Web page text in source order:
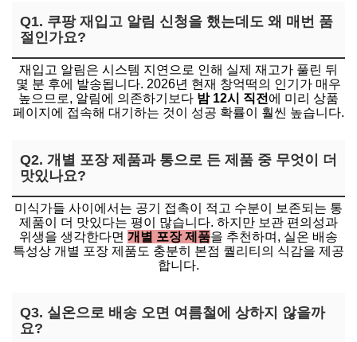
Q1. 쿠팡 재입고 알림 신청을 했는데도 왜 매번 품
절인가요?
재입고 알림은 시스템 지연으로 인해 실제 재고가 풀린 뒤
몇 분 후에 발송됩니다. 2026년 현재 창억떡의 인기가 매우
높으므로, 알림에 의존하기보다 밤 12시 직전 에 미리 상품
페이지에 접속해 대기하는 것이 성공 확률이 훨씬 높습니다.
Q2. 개별 포장 제품과 통으로 든 제품 중 무엇이 더
맛있나요?
미식가들 사이에서는 공기 접촉이 적고 수분이 보존되는 통
제품이 더 맛있다는 평이 많습니다. 하지만 보관 편의성과
위생을 생각한다면 개별 포장 제품을 추천하며, 실온 배송
특성상 개별 포장 제품도 충분히 본점 퀄리티의 식감을 제공
합니다.
Q3. 실온으로 배송 오면 여름철에 상하지 않을까
요?